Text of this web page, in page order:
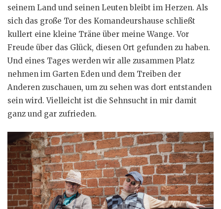
seinem Land und seinen Leuten bleibt im Herzen. Als
sich das große Tor des Komandeurshause schließt
kullert eine kleine Träne über meine Wange. Vor
Freude über das Glück, diesen Ort gefunden zu haben.
Und eines Tages werden wir alle zusammen Platz
nehmen im Garten Eden und dem Treiben der
Anderen zuschauen, um zu sehen was dort entstanden
sein wird. Vielleicht ist die Sehnsucht in mir damit
ganz und gar zufrieden.